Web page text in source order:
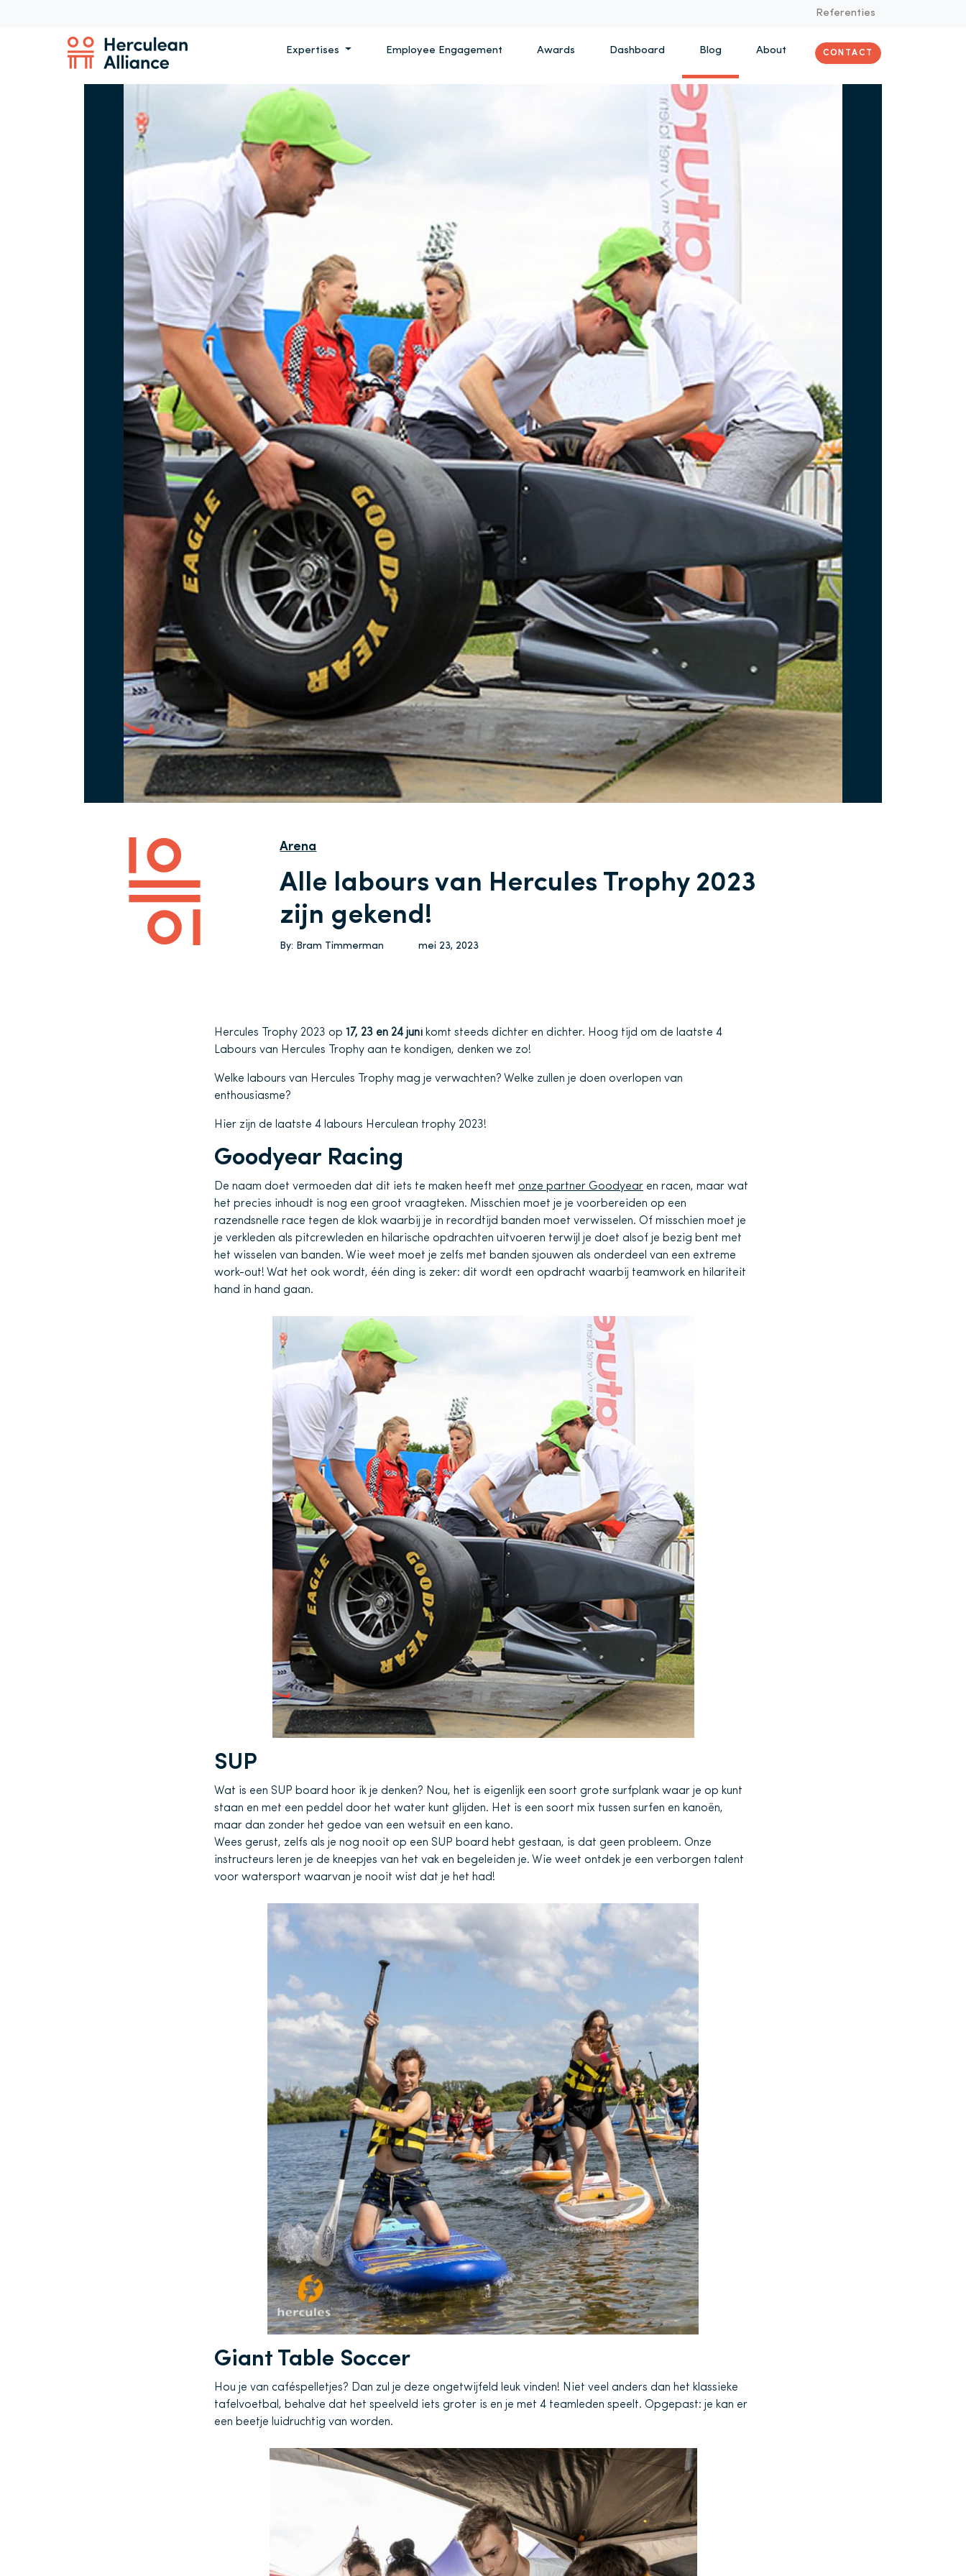
Referenties
Expertises Employee Engagement Awards Dashboard Blog About CONTACT
Arena
Alle labours van Hercules Trophy 2023
zijn gekend!
By: Bram Timmerman mei 23, 2023
Hercules Trophy 2023 op 17, 23 en 24 juni komt steeds dichter en dichter. Hoog tijd om de laatste 4
Labours van Hercules Trophy aan te kondigen, denken we zo!
Welke labours van Hercules Trophy mag je verwachten? Welke zullen je doen overlopen van
enthousiasme?
Hier zijn de laatste 4 labours Herculean trophy 2023!
Goodyear Racing
De naam doet vermoeden dat dit iets te maken heeft met onze partner Goodyear en racen, maar wat
het precies inhoudt is nog een groot vraagteken. Misschien moet je je voorbereiden op een
razendsnelle race tegen de klok waarbij je in recordtijd banden moet verwisselen. Of misschien moet je
je verkleden als pitcrewleden en hilarische opdrachten uitvoeren terwijl je doet alsof je bezig bent met
het wisselen van banden. Wie weet moet je zelfs met banden sjouwen als onderdeel van een extreme
work-out! Wat het ook wordt, één ding is zeker: dit wordt een opdracht waarbij teamwork en hilariteit
hand in hand gaan.
SUP
Wat is een SUP board hoor ik je denken? Nou, het is eigenlijk een soort grote surfplank waar je op kunt
staan en met een peddel door het water kunt glijden. Het is een soort mix tussen surfen en kanoën,
maar dan zonder het gedoe van een wetsuit en een kano.
Wees gerust, zelfs als je nog nooit op een SUP board hebt gestaan, is dat geen probleem. Onze
instructeurs leren je de kneepjes van het vak en begeleiden je. Wie weet ontdek je een verborgen talent
voor watersport waarvan je nooit wist dat je het had!
Giant Table Soccer
Hou je van caféspelletjes? Dan zul je deze ongetwijfeld leuk vinden! Niet veel anders dan het klassieke
tafelvoetbal, behalve dat het speelveld iets groter is en je met 4 teamleden speelt. Opgepast: je kan er
een beetje luidruchtig van worden.